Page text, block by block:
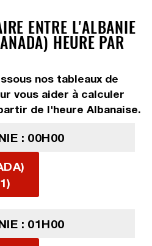
ENTRE L'ALBANIE
HEURE PAR
nos tableaux de
vous aider à calculer
de l'heure Albanaise.
: 00H00
: 01H00